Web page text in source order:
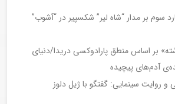
سوم بر مدار “شاه لیر” شکسپیر در “آشوب”
بر اساس منطق پارادوکسی دریدا/دنیای
آدم‌های پیچیده
روایت سینمایی: گفتگو با ژیل دلوز